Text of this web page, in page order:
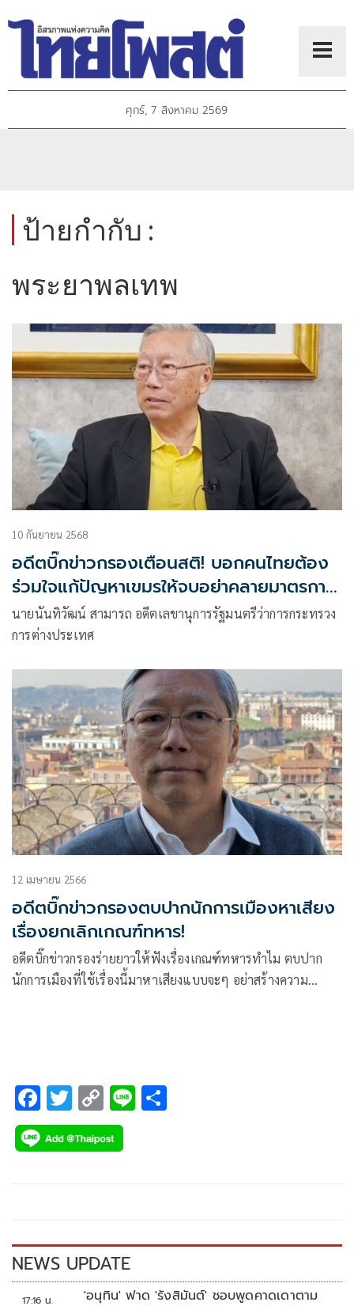
ศุกร์, 7 สิงหาคม 2569
ป้ายกำกับ :
พระยาพลเทพ
10 กันยายน 2568
อดีตบิ๊กข่าวกรองเตือนสติ! บอกคนไทยต้อง
ร่วมใจแก้ปัญหาเขมรให้จบอย่าคลายมาตรการ
ใดๆ
นายนันทิวัฒน์ สามารถ อดีตเลขานุการรัฐมนตรีว่าการกระทรวง
การต่างประเทศ
12 เมษายน 2566
อดีตบิ๊กข่าวกรองตบปากนักการเมืองหาเสียง
เรื่องยกเลิกเกณฑ์ทหาร!
อดีตบิ๊กข่าวกรองร่ายยาวให้ฟังเรื่องเกณฑ์ทหารทำไม ตบปาก
นักการเมืองที่ใช้เรื่องนี้มาหาเสียงแบบจะๆ อย่าสร้างความ
F
ac
e
k
T
wi
tt
C
o
p
k
Li
NEWS UPDATE
17:16 น.
'อนุทิน' ฟาด 'รังสิมันต์' ชอบพูดคาดเดาตาม